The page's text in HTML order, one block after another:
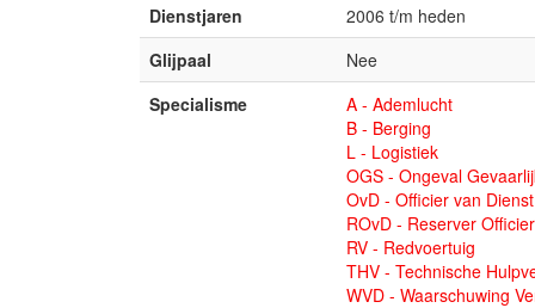
Dienstjaren
2006 t/m heden
Glijpaal
Nee
Specialisme
A - Ademlucht
B - Berging
L - Logistiek
OGS - Ongeval
OvD - Officier van Dienst
ROvD - Reserver
RV - Redvoertuig
THV - Technische
WVD - Waarschuwing